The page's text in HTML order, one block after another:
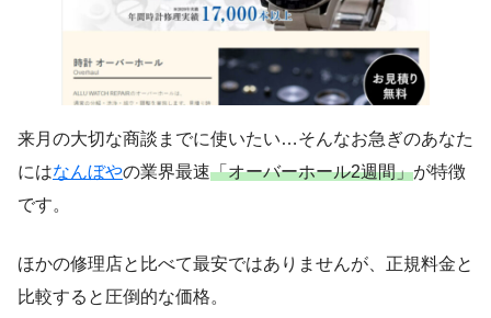
来月の大切な商談までに使いたい…そんなお急ぎのあなた
にはなんぼやの業界最速「オーバーホール2週間」が特徴
です。
ほかの修理店と比べて最安ではありませんが、正規料金と
比較すると圧倒的な価格。